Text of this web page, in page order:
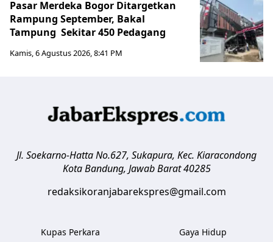
Pasar Merdeka Bogor Ditargetkan
Rampung September, Bakal
Tampung Sekitar 450 Pedagang
Kamis, 6 Agustus 2026, 8:41 PM
Jl. Soekarno-Hatta No.627, Sukapura, Kec. Kiaracondong
Kota Bandung, Jawab Barat 40285
redaksikoranjabarekspres@gmail.com
Kupas Perkara
Gaya Hidup